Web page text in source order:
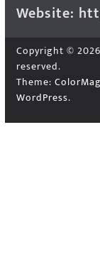
Website:
Copyright © 2026
reserved.
Theme:
WordPress.